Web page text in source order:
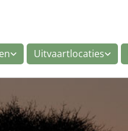
Uitvaartlocaties